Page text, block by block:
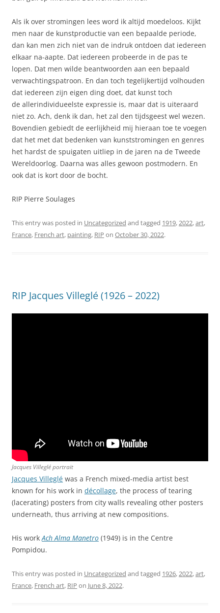
Als ik over stromingen lees word ik altijd moedeloos. Kijkt
men naar de kunstproductie van een bepaalde periode,
dan kan men zich niet van de indruk ontdoen dat iedereen
elkaar na-aapte. Dat iedereen probeerde in de pas te
lopen. Dat men wilde beantwoorden aan een bepaald
verwachtingspatroon. En dan toch tegelijkertijd volhouden
dat iedereen zijn eigen ding doet, dat kunst toch
de allerindividueelste expressie is, maar dat is uiteraard
niet zo. Ach, denk ik dan, het zal den tijdsgeest wel wezen.
Bovendien gebiedt de eerlijkheid mij hieraan toe te voegen
dat het met dat bedenken van kunststromingen en genres
het hardst de spuigaten uitliep in de jaren na de Tweede
Wereldoorlog. Daarna was alles gewoon postmodern. En
ook dat is kort door de bocht.
RIP Pierre Soulages
This entry was posted in Uncategorized and tagged 1919,2022,art,
France, French art, painting, RIP on October 30, 2022.
RIP Jacques Villeglé (1926 – 2022)
Jacques Villeglé portrait
Jacques Villeglé was a French mixed-media artist best
known for his work in décollage, the process of tearing
(lacerating) posters from city walls revealing other posters
underneath, thus arriving at new compositions.
His work Ach Alma Manetro (1949) is in the Centre
Pompidou.
This entry was posted in Uncategorized and tagged 1926,2022,art,
France, French art, RIP on June 8, 2022.